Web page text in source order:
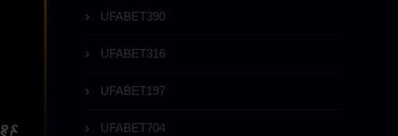
UFABET390
UFABET316
UFABET197
UFABET704